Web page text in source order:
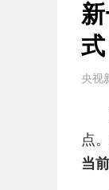
式
央视
点
当